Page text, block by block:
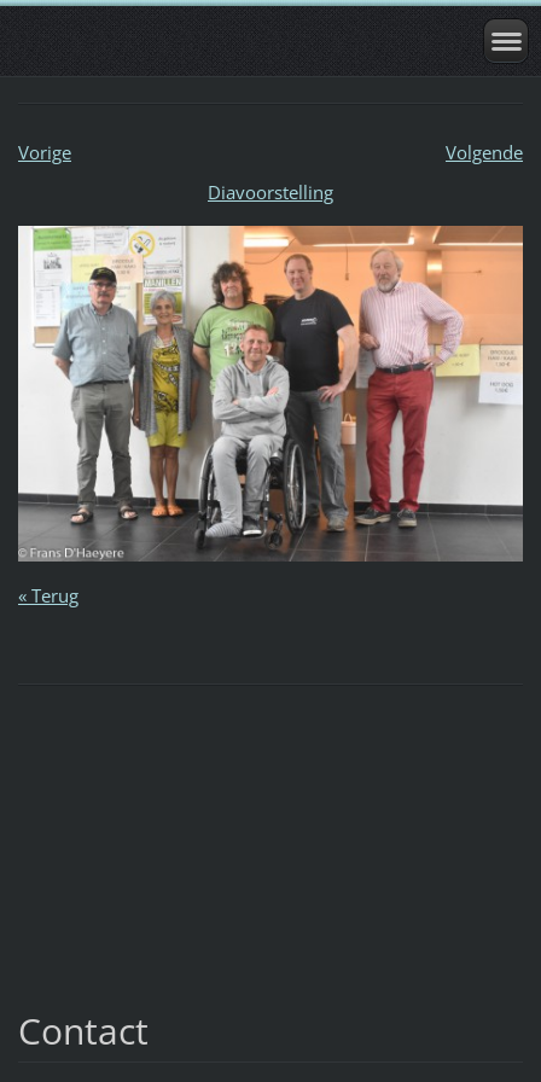
Vorige
Volgende
Diavoorstelling
« Terug
Contact